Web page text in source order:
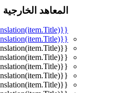
المعاهد الخارجية
{{mmc.getCurrentTranslation(item.Title)}}
{{mmc.getCurrentTranslation(item.Title)}}
{{mmc.getCurrentTranslation(item.Title)}}
{{mmc.getCurrentTranslation(item.Title)}}
{{mmc.getCurrentTranslation(item.Title)}}
{{mmc.getCurrentTranslation(item.Title)}}
{{mmc.getCurrentTranslation(item.Title)}}